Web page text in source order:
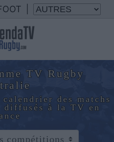
TV Rugby
des matchs
diffusés à la TV en